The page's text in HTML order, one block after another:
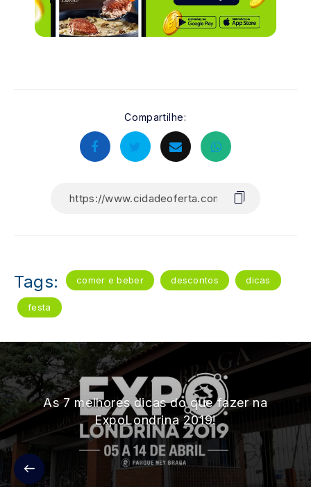
Compartilhe:
Tags: comer e beber descontos dicas
festa
As 7 melhores dicas do que fazer na
ExpoLondrina 2019!